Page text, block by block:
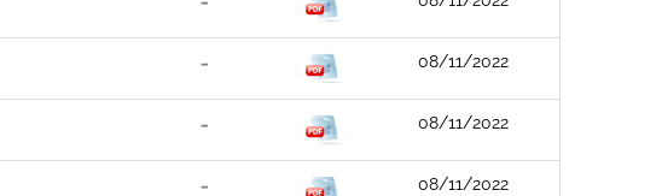
08/11/2022
08/11/2022
08/11/2022